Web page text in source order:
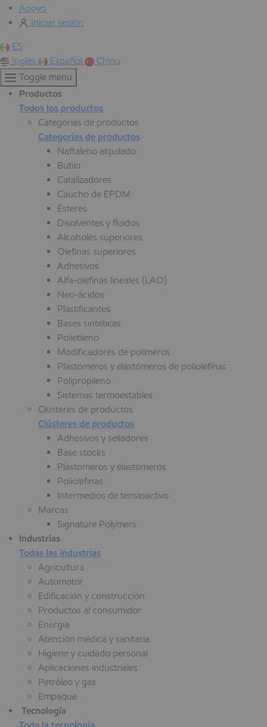
Apoyo
Iniciar sesión
ES
Inglés
Español
Chino
Toggle menu
Productos
Todos los productos
Categorías de productos
Categorías de productos
Naftaleno alquilado
Butilo
Catalizadores
Caucho de EPDM
Ésteres
Disolventes y fluidos
Alcoholes superiores
Olefinas superiores
Adhesivos
Alfa-olefinas lineales (LAO)
Neo-ácidos
Plastificantes
Bases sintéticas
Polietileno
Modificadores de polímeros
Plastómeros y elastómeros de poliolefinas
Polipropileno
Sistemas termoestables
Clústeres de productos
Clústeres de productos
Adhesivos y selladores
Base stocks
Plastómeros y elastómeros
Poliolefinas
Intermedios de tensioactivo
Marcas
Signature Polymers
Industrias
Todas las industrias
Agricultura
Automotor
Edificación y construcción
Productos al consumidor
Energía
Atención médica y sanitaria
Higiene y cuidado personal
Aplicaciones industriales
Petróleo y gas
Empaque
Tecnología